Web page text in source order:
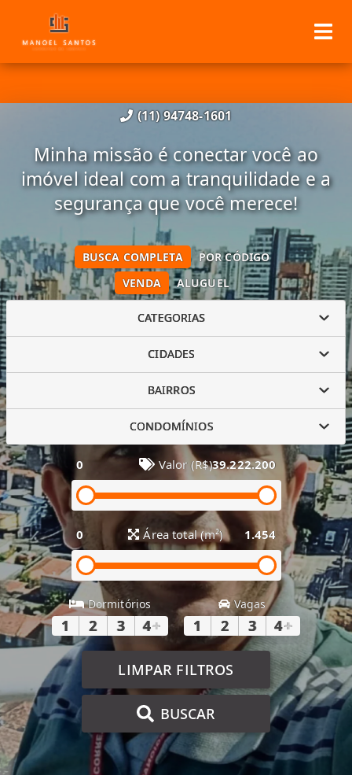
(11) 94748-1601
Minha missão é conectar você ao
imóvel ideal com a tranquilidade e a
segurança que você merece!
VENDA ALUGUEL
BUSCA COMPLETA POR CÓDIGO
CATEGORIAS
CIDADES
BAIRROS
CONDOMÍNIOS
0 Valor (R$)39.222.200
0 Área total (m²) 1.454
Dormitórios
1 2 3 4+
Vagas
1 2 3 4+
LIMPAR FILTROS
BUSCAR